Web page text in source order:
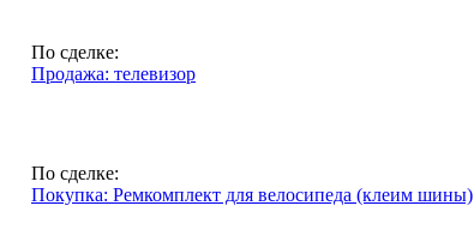
По сделке:
Продажа: телевизор
По сделке:
Покупка: Ремкомплект для велосипеда (клеим шины)